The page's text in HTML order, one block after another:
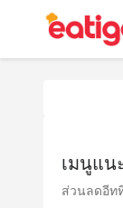
เมนูแน
ส่วนลดอีท